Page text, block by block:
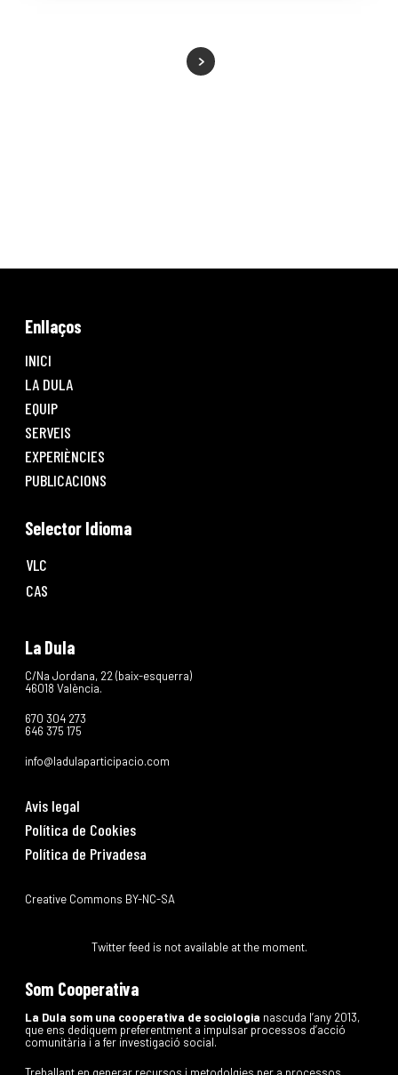
Enllaços
INICI
LA DULA
EQUIP
SERVEIS
EXPERIÈNCIES
PUBLICACIONS
Selector Idioma
VLC
CAS
La Dula
C/Na Jordana, 22 (baix-esquerra)
46018 València.
670 304 273
646 375 175
info@ladulaparticipacio.com
Avis legal
Política de Cookies
Política de Privadesa
Creative Commons BY-NC-SA
Twitter feed is not available at the moment.
Som Cooperativa
La Dula som una cooperativa de sociologia nascuda l’any 2013,
que ens dediquem preferentment a impulsar processos d’acció
comunitària i a fer investigació social.